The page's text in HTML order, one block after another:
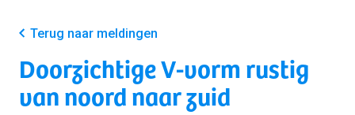
Terug naar meldingen
Doorzichtige V-vorm rustig
van noord naar zuid